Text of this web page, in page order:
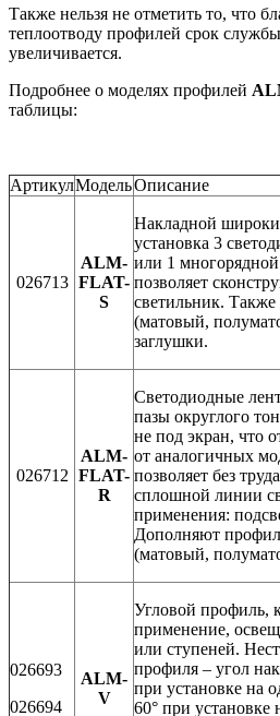
Также нельзя не отметить то, что
теплоотводу профилей срок
увеличивается.
Подробнее о моделях профилей
таблицы:
АртикулМодельОписание
026713
ALM-
FLAT-
S
Накладной
установка 3
или 1
позволяет
светильник.
(матовый,
заглушки.
026712
ALM-
FLAT-
R
Светодиодные
пазы округлого
не под экран, что
от аналогичных
позволяет без
сплошной линии
применения:
Дополняют
(матовый,
026693
026694
ALM-
V
Угловой профиль,
применение,
или ступеней.
профиля – угол
при установке на
60° при